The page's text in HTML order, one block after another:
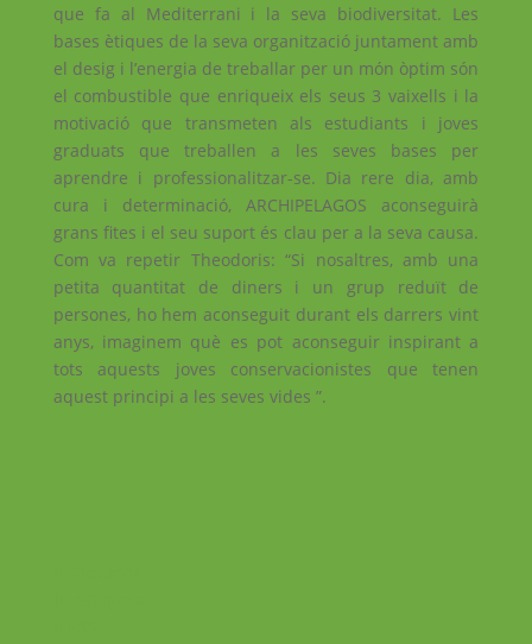
que fa al Mediterrani i la seva biodiversitat. Les
bases ètiques de la seva organització juntament amb
el desig i l’energia de treballar per un món òptim són
el combustible que enriqueix els seus 3 vaixells i la
motivació que transmeten als estudiants i joves
graduats que treballen a les seves bases per
aprendre i professionalitzar-se. Dia rere dia, amb
cura i determinació, ARCHIPELAGOS aconseguirà
grans fites i el seu suport és clau per a la seva causa.
Com va repetir Theodoris: “Si nosaltres, amb una
petita quantitat de diners i un grup reduït de
persones, ho hem aconseguit durant els darrers vint
anys, imaginem què es pot aconseguir inspirant a
tots aquests joves conservacionistes que tenen
aquest principi a les seves vides ”.